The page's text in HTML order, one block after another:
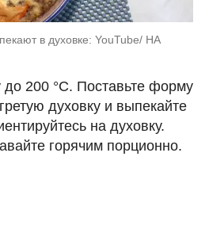
в духовке: YouTube/ НА
до 200 °С. Поставьте форму
духовку и выпекайте
на духовку.
горячим порционно.